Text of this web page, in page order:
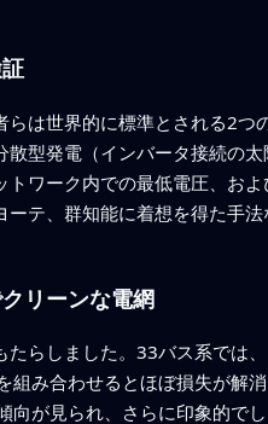
は世界的に標準とされる2
型発電（インバータ接続の
トワーク内での最低電圧、お
テ、群知能に着想を得た手
リーンな電網
らしました。33バス系では
組み合わせるとほぼ損失が解
向が見られ、さらに印象的で